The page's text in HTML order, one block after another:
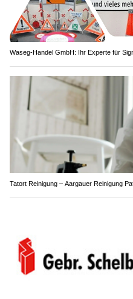
Waseg-Handel GmbH: Ihr Experte für
Tatort Reinigung – Aargauer Reinigung